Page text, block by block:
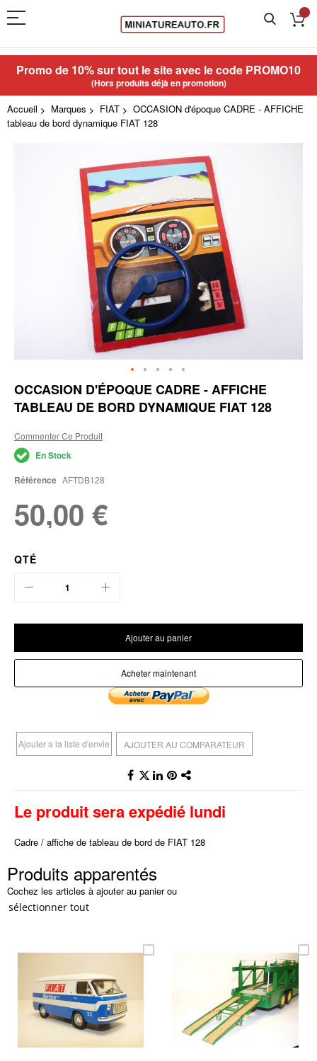
Promo de 10% sur tout le site avec le code PROMO10
(Hors produits déjà en promotion)
Accueil Marques FIAT
OCCASION d'époque CADRE - AFFICHE
tableau de bord dynamique FIAT 128
Skip
to
the
of
the
images
OCCASION D'ÉPOQUE CADRE - AFFICHE
TABLEAU DE BORD DYNAMIQUE FIAT 128
Commenter Ce Produit
En Stock
Référence AFTDB128
50,00 €
QTÉ
Ajouter au panier
Acheter maintenant
Ajouter a la liste d'envie AJOUTER AU COMPARATEUR
Le produit sera expédié lundi
Cadre / affiche de tableau de bord de FIAT 128
Produits apparentés
Cochez les articles à ajouter au panier ou
sélectionner tout